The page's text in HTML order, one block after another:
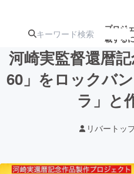
プロジ
載する
注目のリ 注目の新着プ
河崎実監督還暦
60」をロックバ
ラ」と
リバートッ